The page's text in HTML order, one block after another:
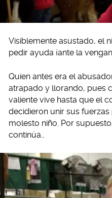
Visiblemente asustado, el
pedir ayuda ¡ante la
Quien antes era el
atrapado y llorando, pues
valiente vive hasta que el
decidieron unir sus
molesto niño. Por
continúa…